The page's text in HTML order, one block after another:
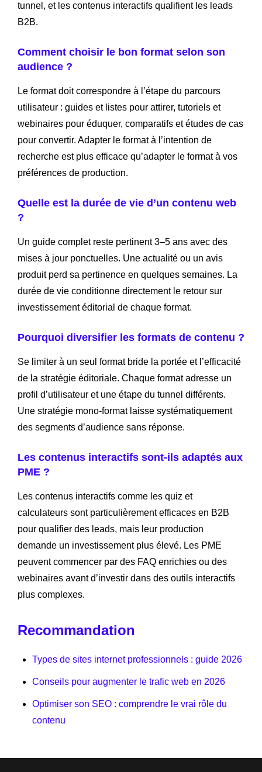
tunnel, et les contenus interactifs qualifient les leads
B2B.
Comment choisir le bon format selon son
audience ?
Le format doit correspondre à l’étape du parcours
utilisateur : guides et listes pour attirer, tutoriels et
webinaires pour éduquer, comparatifs et études de cas
pour convertir. Adapter le format à l’intention de
recherche est plus efficace qu’adapter le format à vos
préférences de production.
Quelle est la durée de vie d’un contenu web
?
Un guide complet reste pertinent 3–5 ans avec des
mises à jour ponctuelles. Une actualité ou un avis
produit perd sa pertinence en quelques semaines. La
durée de vie conditionne directement le retour sur
investissement éditorial de chaque format.
Pourquoi diversifier les formats de contenu ?
Se limiter à un seul format bride la portée et l’efficacité
de la stratégie éditoriale. Chaque format adresse un
profil d’utilisateur et une étape du tunnel différents.
Une stratégie mono-format laisse systématiquement
des segments d’audience sans réponse.
Les contenus interactifs sont-ils adaptés aux
PME ?
Les contenus interactifs comme les quiz et
calculateurs sont particulièrement efficaces en B2B
pour qualifier des leads, mais leur production
demande un investissement plus élevé. Les PME
peuvent commencer par des FAQ enrichies ou des
webinaires avant d’investir dans des outils interactifs
plus complexes.
Recommandation
Types de sites internet professionnels : guide 2026
Conseils pour augmenter le trafic web en 2026
Optimiser son SEO : comprendre le vrai rôle du
contenu